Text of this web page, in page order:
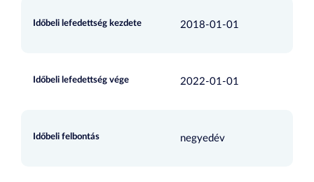
Időbeli lefedettség kezdete 2018-01-01
Időbeli lefedettség vége 2022-01-01
Időbeli felbontás negyedév